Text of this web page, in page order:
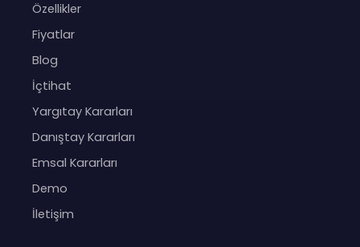
Özellikler
Fiyatlar
Blog
İçtihat
Yargıtay Kararları
Danıştay Kararları
Emsal Kararları
Demo
İletişim